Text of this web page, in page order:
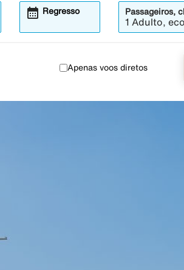
Regresso
calendar_month Passageiros,
1 Adulto,
Apenas voos diretos